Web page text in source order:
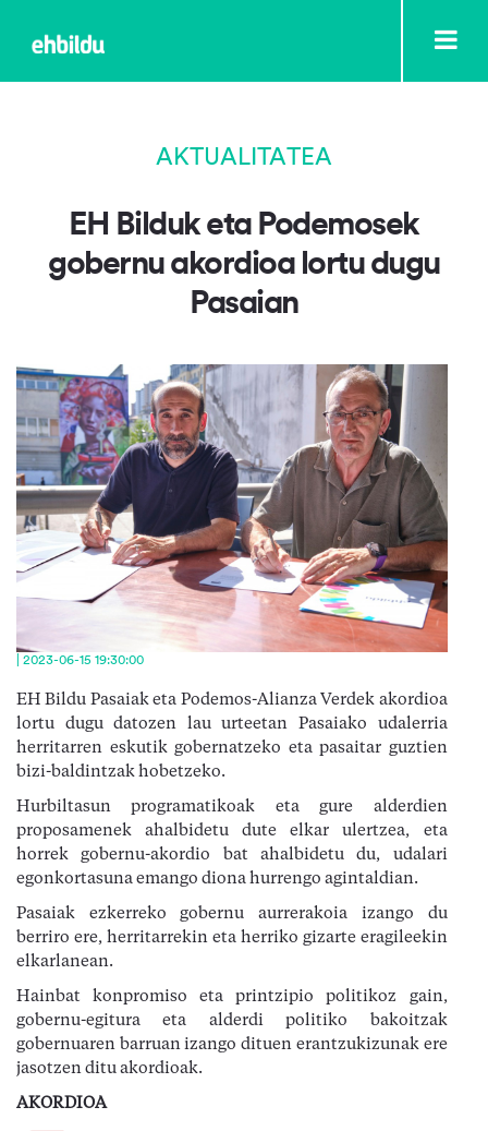
AKTUALITATEA
EH Bilduk eta Podemosek
gobernu akordioa lortu dugu
Pasaian
| 2023-06-15 19:30:00
EH Bildu Pasaiak eta Podemos-Alianza Verdek akordioa
lortu dugu datozen lau urteetan Pasaiako udalerria
herritarren eskutik gobernatzeko eta pasaitar guztien
bizi-baldintzak hobetzeko.
Hurbiltasun programatikoak eta gure alderdien
proposamenek ahalbidetu dute elkar ulertzea, eta
horrek gobernu-akordio bat ahalbidetu du, udalari
egonkortasuna emango diona hurrengo agintaldian.
Pasaiak ezkerreko gobernu aurrerakoia izango du
berriro ere, herritarrekin eta herriko gizarte eragileekin
elkarlanean.
Hainbat konpromiso eta printzipio politikoz gain,
gobernu-egitura eta alderdi politiko bakoitzak
gobernuaren barruan izango dituen erantzukizunak ere
jasotzen ditu akordioak.
AKORDIOA